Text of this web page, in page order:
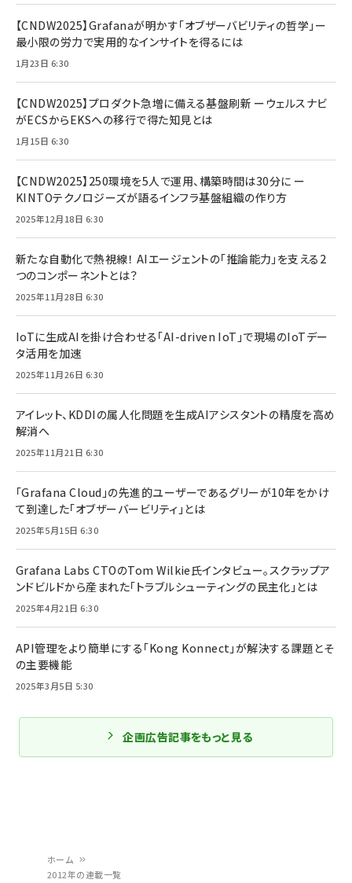
ホーム
2012年の連載一覧
【CNDW2025】Grafanaが明かす「オブザーバビリティの哲学」ー
最小限の労力で実用的なインサイトを得るには
1月23日 6:30
【CNDW2025】プロダクト急増に備える基盤刷新 ーウェルスナビ
がECSからEKSへの移行で得た知見とは
1月15日 6:30
【CNDW2025】250環境を5人で運用、構築時間は30分に ー
KINTOテクノロジーズが語るインフラ基盤組織の作り方
2025年12月18日 6:30
新たな自動化で熱視線！ AIエージェントの「推論能力」を支える2
つのコンポーネントとは？
2025年11月28日 6:30
IoTに生成AIを掛け合わせる「AI-driven IoT」で現場のIoTデー
タ活用を加速
2025年11月26日 6:30
アイレット、KDDIの属人化問題を生成AIアシスタントの精度を高め
解消へ
2025年11月21日 6:30
「Grafana Cloud」の先進的ユーザーであるグリーが10年をかけ
て到達した「オブザーバービリティ」とは
2025年5月15日 6:30
Grafana Labs CTOのTom Wilkie氏インタビュー。スクラップア
ンドビルドから産まれた「トラブルシューティングの民主化」とは
2025年4月21日 6:30
API管理をより簡単にする「Kong Konnect」が解決する課題とそ
の主要機能
2025年3月5日 5:30
企画広告記事をもっと見る